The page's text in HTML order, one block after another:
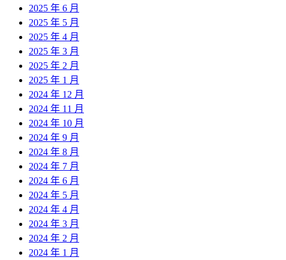
2025 年 6 月
2025 年 5 月
2025 年 4 月
2025 年 3 月
2025 年 2 月
2025 年 1 月
2024 年 12 月
2024 年 11 月
2024 年 10 月
2024 年 9 月
2024 年 8 月
2024 年 7 月
2024 年 6 月
2024 年 5 月
2024 年 4 月
2024 年 3 月
2024 年 2 月
2024 年 1 月